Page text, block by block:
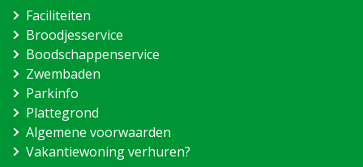
Faciliteiten
Broodjesservice
Boodschappenservice
Zwembaden
Parkinfo
Plattegrond
Algemene voorwaarden
Vakantiewoning verhuren?